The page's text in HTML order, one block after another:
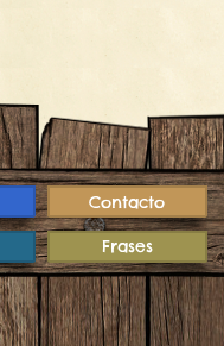
Contacto
Frases